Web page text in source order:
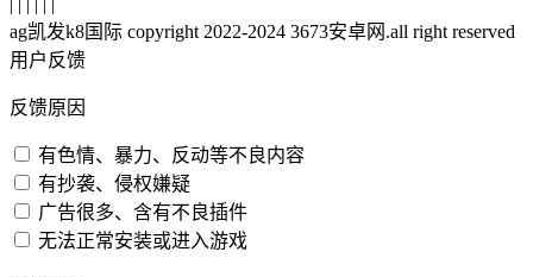
ag凯发k8国际 copyright 2022-2024 3673安卓网.all right reserved
用户反馈
反馈原因
有色情、暴力、反动等不良内容
有抄袭、侵权嫌疑
广告很多、含有不良插件
无法正常安装或进入游戏